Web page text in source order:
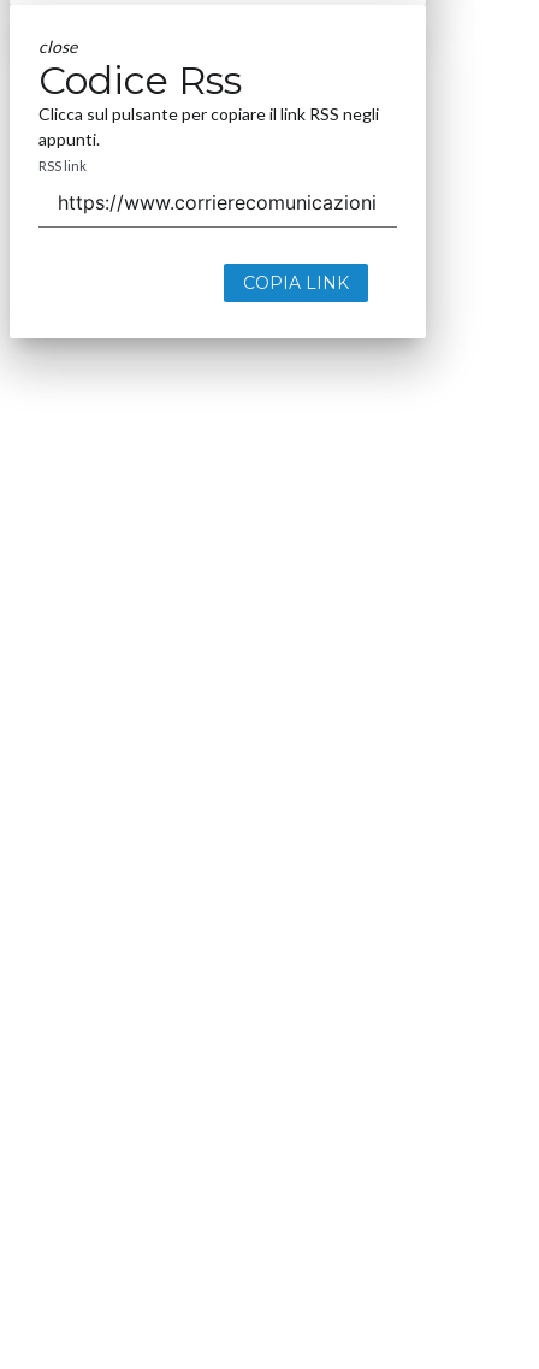
close
Codice Rss
Clicca sul pulsante per copiare il link RSS negli
appunti.
RSS link
COPIA LINK